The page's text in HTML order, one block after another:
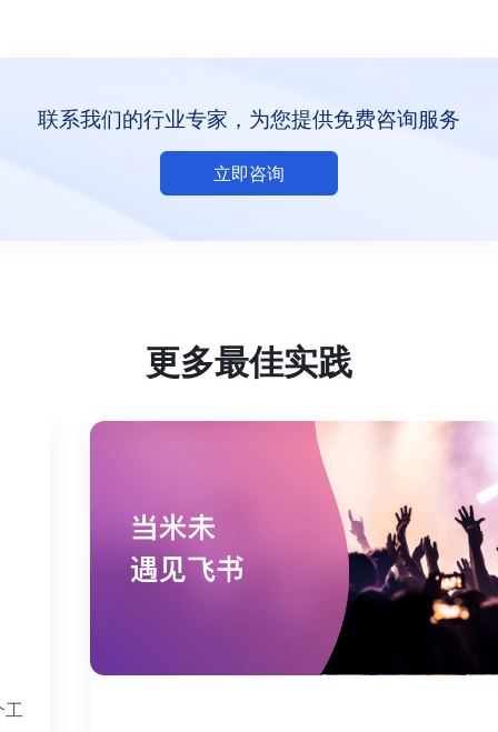
联系我们的行业专家，为您提供免费咨询服务
立即咨询
更多最佳实践
工